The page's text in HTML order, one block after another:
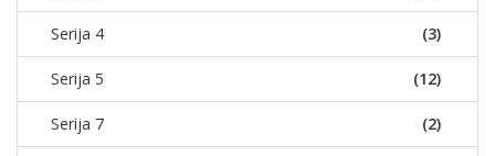
Serija 4 (3)
Serija 5 (12)
Serija 7 (2)